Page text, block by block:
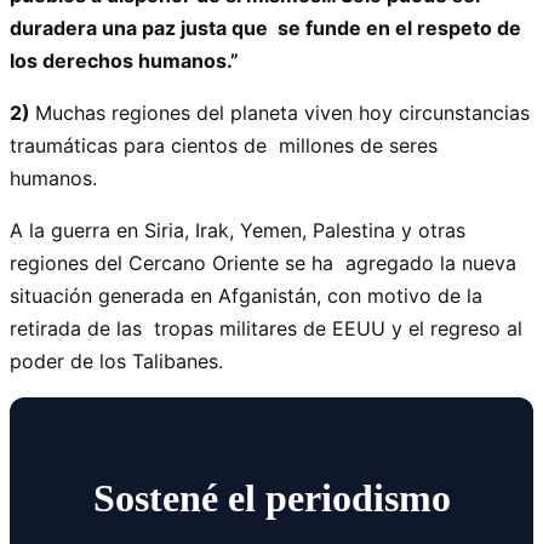
duradera una paz justa que se funde en el respeto de
los derechos humanos.”
2) Muchas regiones del planeta viven hoy circunstancias
traumáticas para cientos de millones de seres
humanos.
A la guerra en Siria, Irak, Yemen, Palestina y otras
regiones del Cercano Oriente se ha agregado la nueva
situación generada en Afganistán, con motivo de la
retirada de las tropas militares de EEUU y el regreso al
poder de los Talibanes.
Sostené el periodismo